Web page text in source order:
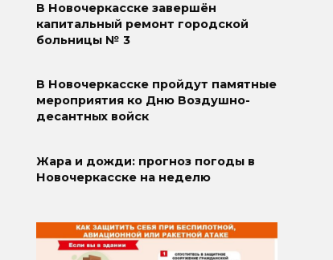
В Новочеркасске завершён
капитальный ремонт городской
больницы № 3
В Новочеркасске пройдут памятные
мероприятия ко Дню Воздушно-
десантных войск
Жара и дожди: прогноз погоды в
Новочеркасске на неделю